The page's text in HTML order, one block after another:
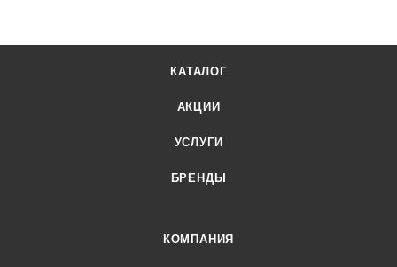
КАТАЛОГ
АКЦИИ
УСЛУГИ
БРЕНДЫ
КОМПАНИЯ